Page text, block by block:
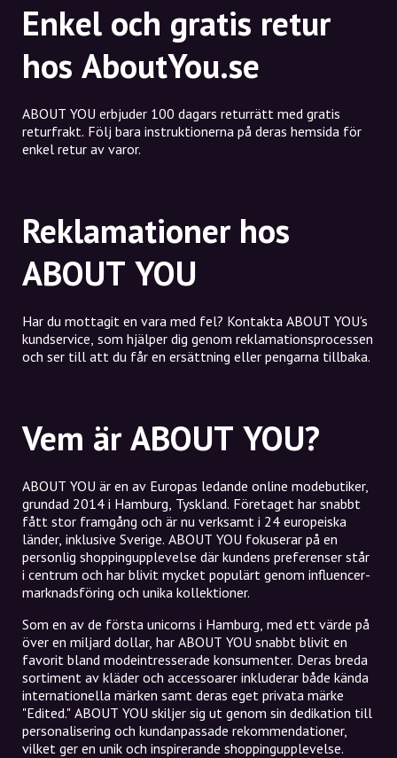
Enkel och gratis retur
hos AboutYou.se
ABOUT YOU erbjuder 100 dagars returrätt med gratis
returfrakt. Följ bara instruktionerna på deras hemsida för
enkel retur av varor.
Reklamationer hos
ABOUT YOU
Har du mottagit en vara med fel? Kontakta ABOUT YOU's
kundservice, som hjälper dig genom reklamationsprocessen
och ser till att du får en ersättning eller pengarna tillbaka.
Vem är ABOUT YOU?
ABOUT YOU är en av Europas ledande online modebutiker,
grundad 2014 i Hamburg, Tyskland. Företaget har snabbt
fått stor framgång och är nu verksamt i 24 europeiska
länder, inklusive Sverige. ABOUT YOU fokuserar på en
personlig shoppingupplevelse där kundens preferenser står
i centrum och har blivit mycket populärt genom influencer-
marknadsföring och unika kollektioner.
Som en av de första unicorns i Hamburg, med ett värde på
över en miljard dollar, har ABOUT YOU snabbt blivit en
favorit bland modeintresserade konsumenter. Deras breda
sortiment av kläder och accessoarer inkluderar både kända
internationella märken samt deras eget privata märke
"Edited." ABOUT YOU skiljer sig ut genom sin dedikation till
personalisering och kundanpassade rekommendationer,
vilket ger en unik och inspirerande shoppingupplevelse.